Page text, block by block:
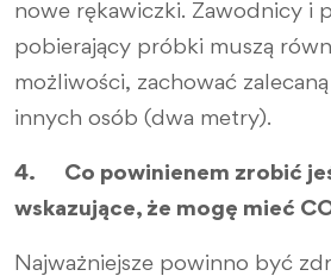
nowe rękawiczki. Zawodnicy i
pobierający próbki muszą
możliwości, zachować
innych osób (dwa metry).
4. Co powinienem zrobić
wskazujące, że mogę mieć
Najważniejsze powinno być